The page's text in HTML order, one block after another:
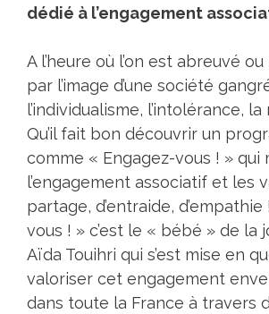
dédié à l’engagement
A l’heure où l’on est abreuvé
par l’image d’une société
l’individualisme, l’intolérance,
Qu’il fait bon découvrir un
comme « Engagez-vous ! » qui
l’engagement associatif et les
partage, d’entraide,
vous ! » c’est le « bébé » de la
Aïda Touihri qui s’est mise en
valoriser cet engagement
dans toute la France à travers